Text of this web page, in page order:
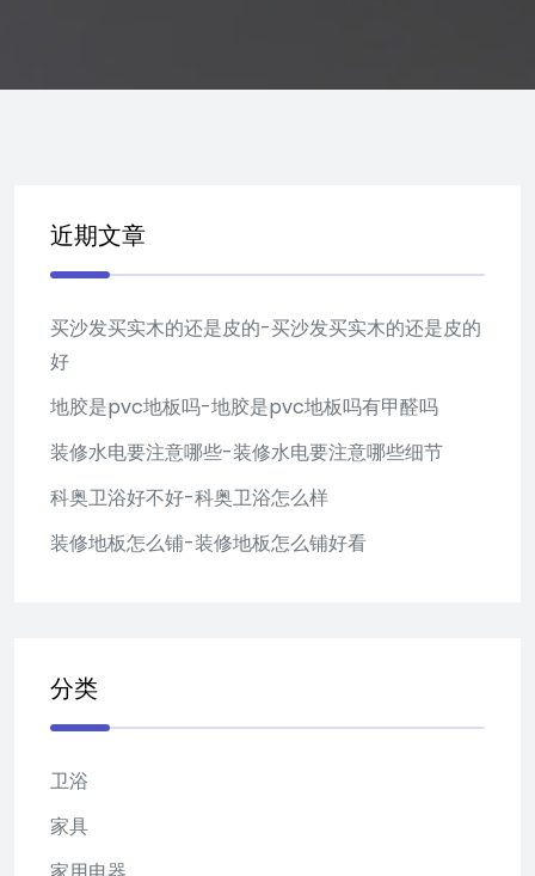
近期文章
买沙发买实木的还是皮的-买沙发买实木的还是皮的
好
地胶是pvc地板吗-地胶是pvc地板吗有甲醛吗
装修水电要注意哪些-装修水电要注意哪些细节
科奥卫浴好不好-科奥卫浴怎么样
装修地板怎么铺-装修地板怎么铺好看
分类
卫浴
家具